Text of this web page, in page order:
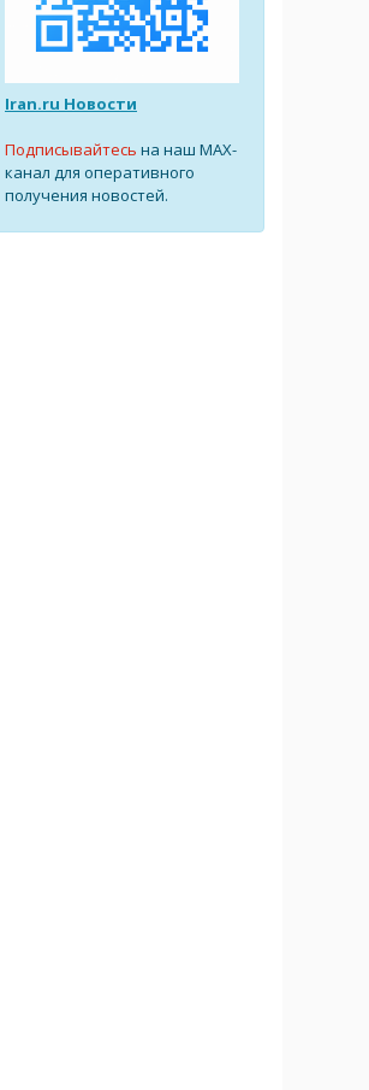
Iran.ru Новости
Подписывайтесь на наш MAX-
канал для оперативного
получения новостей.